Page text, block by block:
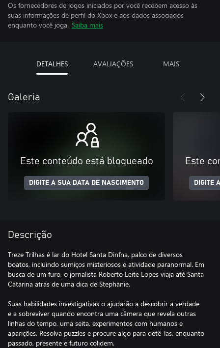
Os fornecedores de jogos iniciados por você recebem acesso às
suas informações de perfil do Xbox e aos dados associados
enquanto você joga. Saiba mais
DETALHES AVALIAÇÕES MAIS
Galeria
Este conteúdo está bloqueado
DIGITE A SUA DATA DE NASCIMENTO
Este
DIGITE
Descrição
Treze Trilhas é lar do Hotel Santa Dinfna, palco de diversos
boatos, incluindo sumiços misteriosos e atividade paranormal. Em
busca de um furo, o jornalista Roberto Leite Lopes viaja até Santa
Catarina atrás de uma dica de Stephanie.
Suas habilidades investigativas o ajudarão a descobrir a verdade
e a sobreviver quando encontra uma câmera que revela outras
linhas do tempo, uma seita, experimentos com humanos e
aparições. Resolva puzzles e procure algo para detê-las, enquanto
passado, presente e futuro colidem.